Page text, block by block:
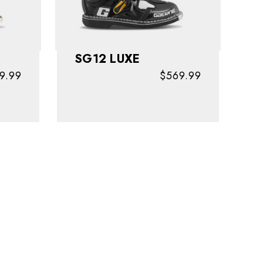
SG12 LUXE
$569.99